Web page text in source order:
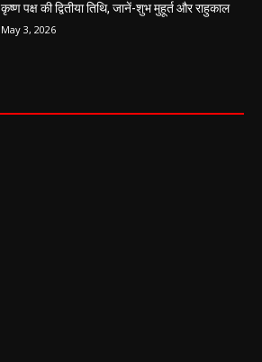
कृष्ण पक्ष की द्वितीया तिथि, जानें-शुभ मुहूर्त और राहुकाल
May 3, 2026